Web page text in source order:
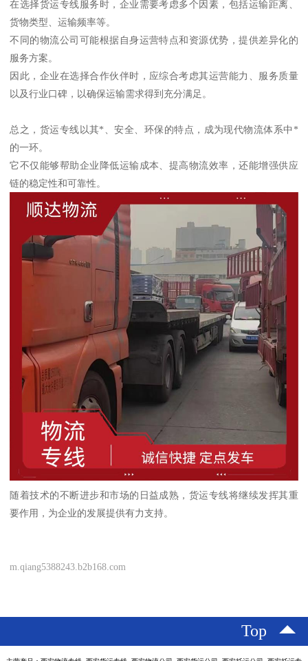
在选择货运专线服务时，企业需要考虑多个因素，包括运输距离、
货物类型、运输频率等。
不同的物流公司可能根据自身运营特点和资源优势，提供差异化的
服务方案。
因此，企业在选择合作伙伴时，应综合考虑其运营能力、服务质量
以及行业口碑，以确保运输需求得到充分满足。
总之，货运专线以其*、安全、环保的特点，成为现代物流体系中*
的一环。
它不仅能够帮助企业降低运输成本、提高物流效率，还能增强供应
链的稳定性和可靠性。
随着技术的不断进步和市场的日益成熟，货运专线将继续发挥其重
要作用，为企业的发展提供有力支持。
m.qiang5388243.b2b168.com
Top